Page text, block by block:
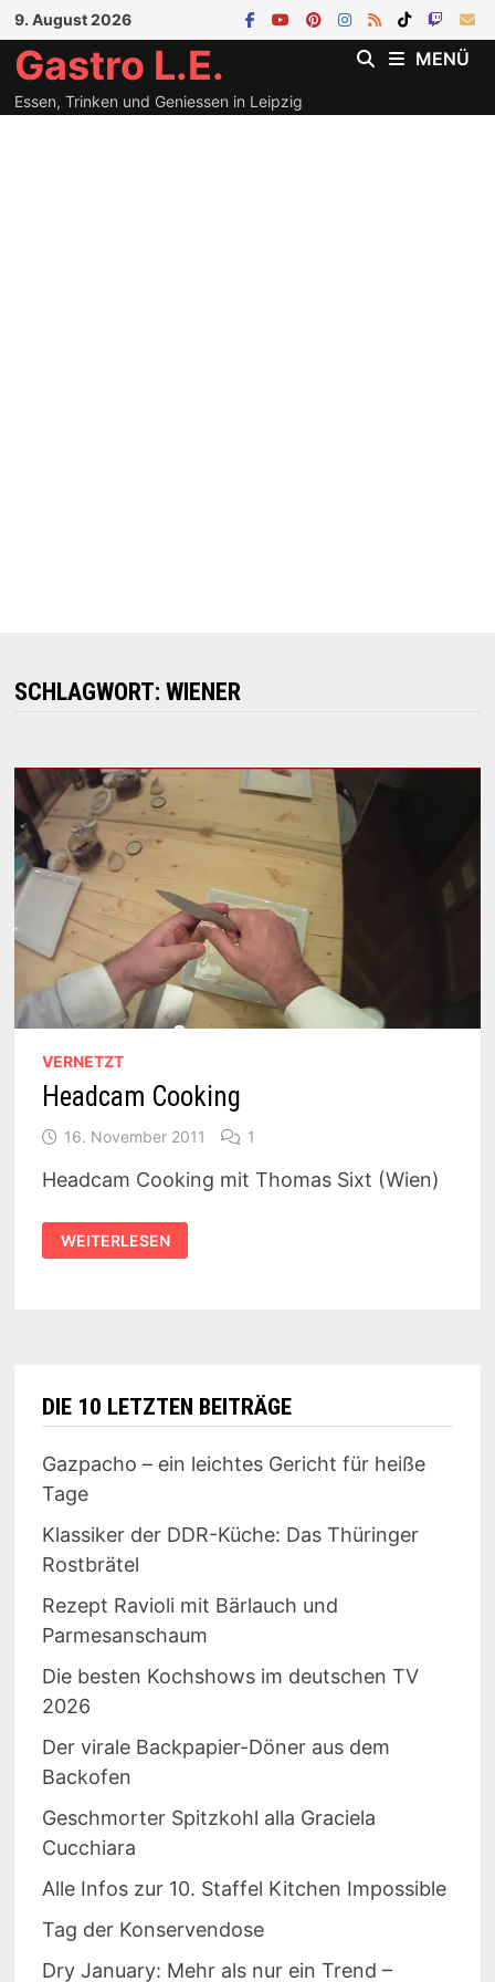
Zum
Inhalt
springen
9. August 2026
Gastro L.E.
Essen, Trinken und Geniessen in Leipzig
MENÜ
SCHLAGWORT: WIENER
VERNETZT
Headcam Cooking
16. November 2011 1
Headcam Cooking mit Thomas Sixt (Wien)
HEADCAM
COOKING
WEITERLESEN
DIE 10 LETZTEN BEITRÄGE
Gazpacho – ein leichtes Gericht für heiße
Tage
Klassiker der DDR-Küche: Das Thüringer
Rostbrätel
Rezept Ravioli mit Bärlauch und
Parmesanschaum
Die besten Kochshows im deutschen TV
2026
Der virale Backpapier-Döner aus dem
Backofen
Geschmorter Spitzkohl alla Graciela
Cucchiara
Alle Infos zur 10. Staffel Kitchen Impossible
Tag der Konservendose
Dry January: Mehr als nur ein Trend –